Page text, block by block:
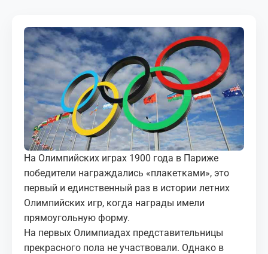
ПЕРСОНАЛИИ
МЕДИА
КОРТЫ
КОНТАКТЫ
UZ-PIN
На Олимпийских играх 1900 года в Париже
победители награждались «плакетками», это
первый и единственный раз в истории летних
Олимпийских игр, когда награды имели
прямоугольную форму.
На первых Олимпиадах представительницы
прекрасного пола не участвовали. Однако в